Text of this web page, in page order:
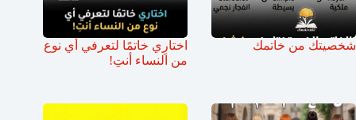
شخصيتك من خاتمك
اختارِي خاتمًا لتعرفي أي نوع
من النساء أنتِ!